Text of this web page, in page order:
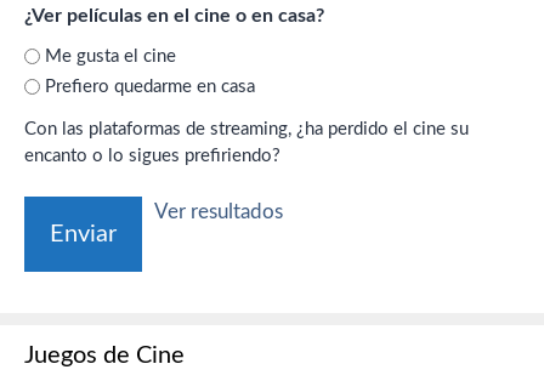
¿Ver películas en el cine o en casa?
Me gusta el cine
Prefiero quedarme en casa
Con las plataformas de streaming, ¿ha perdido el cine su
encanto o lo sigues prefiriendo?
Ver resultados
Juegos de Cine